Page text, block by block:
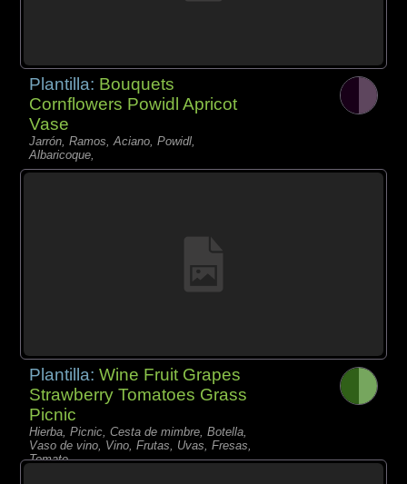
Plantilla: Bouquets
Cornflowers Powidl Apricot
Vase
Jarrón, Ramos, Aciano, Powidl,
Albaricoque,
Plantilla:Wine Fruit Grapes
Strawberry Tomatoes Grass
Picnic
Hierba, Picnic, Cesta de mimbre, Botella,
Vaso de vino, Vino, Frutas, Uvas, Fresas,
Tomate,